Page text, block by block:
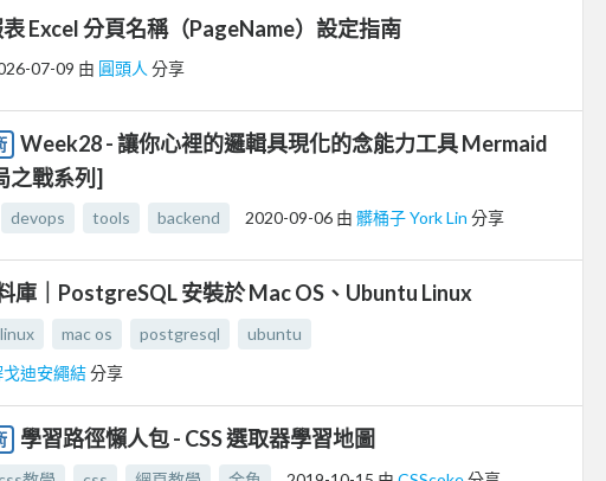
表 Excel 分頁名稱（PageName）設定指南
07-09 由 圓頭人 分享
Week28 - 讓你心裡的邏輯具現化的念能力工具 Mermaid
之戰系列]
devops tools backend 2020-09-06 由 髒桶子 York Lin 分享
庫｜PostgreSQL 安裝於 Mac OS、Ubuntu Linux
linux mac os postgresql
ubuntu
戈迪安繩結分享
學習路徑懶人包 - CSS 選取器學習地圖